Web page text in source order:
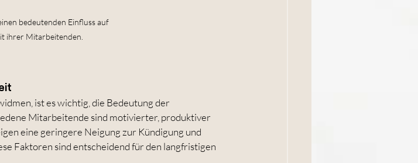
bedeutenden Einfluss auf
ihrer Mitarbeitenden.
ist es wichtig, die Bedeutung der
Mitarbeitende sind motivierter, produktiver
eine geringere Neigung zur Kündigung und
Faktoren sind entscheidend für den langfristigen